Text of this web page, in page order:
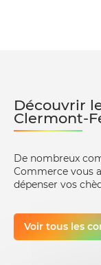
Découvrir
Clermont-
De nombreux
Commerce vous
dépenser vos
Voir tous les